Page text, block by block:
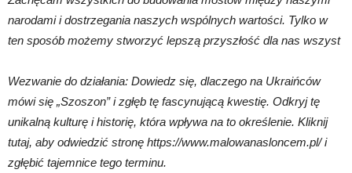
narodami i dostrzegania naszych wspólnych wartości. Tylko w
ten sposób możemy stworzyć lepszą przyszłość dla nas wszyst
Wezwanie do działania: Dowiedz się, dlaczego na Ukraińców
mówi się „Szoszon” i zgłęb tę fascynującą kwestię. Odkryj tę
unikalną kulturę i historię, która wpływa na to określenie. Kliknij
tutaj, aby odwiedzić stronę https://www.malowanasloncem.pl/ i
zgłębić tajemnice tego terminu.